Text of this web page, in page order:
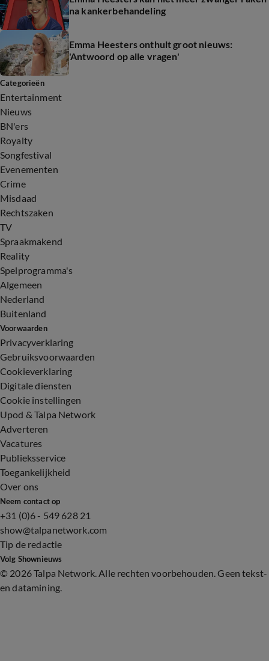
na kankerbehandeling
Emma Heesters onthult groot nieuws:
'Antwoord op alle vragen'
Categorieën
Entertainment
Nieuws
BN'ers
Royalty
Songfestival
Evenementen
Crime
Misdaad
Rechtszaken
TV
Spraakmakend
Reality
Spelprogramma's
Algemeen
Nederland
Buitenland
Voorwaarden
Privacyverklaring
Gebruiksvoorwaarden
Cookieverklaring
Digitale diensten
Cookie instellingen
Upod & Talpa Network
Adverteren
Vacatures
Publieksservice
Toegankelijkheid
Over ons
Neem contact op
+31 (0)6 - 549 628 21
show@talpanetwork.com
Tip de redactie
Volg Shownieuws
© 2026 Talpa Network. Alle rechten voorbehouden. Geen tekst-
en datamining.